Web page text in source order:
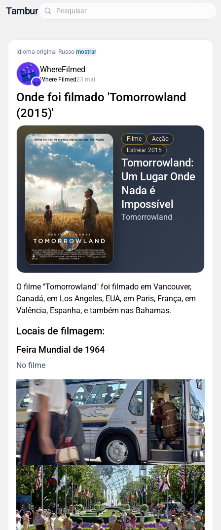
Tambur
Idioma original Russo-mostrar
WhereFilmed
Where Filmed23 mai
Onde foi filmado 'Tomorrowland
(2015)'
Filme
Acção
Estreia: 2015
Tomorrowland:
Um Lugar Onde
Nada é
Impossível
Tomorrowland
O filme "Tomorrowland" foi filmado em Vancouver,
Canadá, em Los Angeles, EUA, em Paris, França, em
Valência, Espanha, e também nas Bahamas.
Locais de filmagem:
Feira Mundial de 1964
No filme